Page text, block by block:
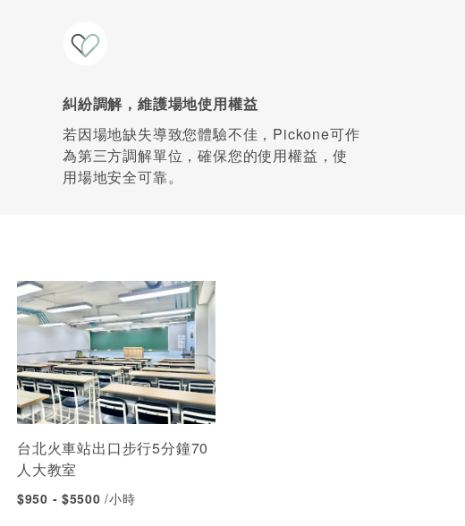
糾紛調解，維護場地使用權益
若因場地缺失導致您體驗不佳，Pickone可作
為第三方調解單位，確保您的使用權益，使
用場地安全可靠。
台北火車站出口步行5分鐘70
人大教室
$950 - $5500/小時